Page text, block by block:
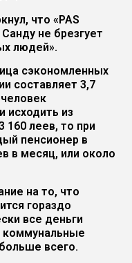
что «PAS
не брезгует
людей».
сэкономленных
составляет 3,7
исходить из
160 леев, то при
пенсионер в
в месяц, или около
на то, что
гораздо
все деньги
коммунальные
всего.